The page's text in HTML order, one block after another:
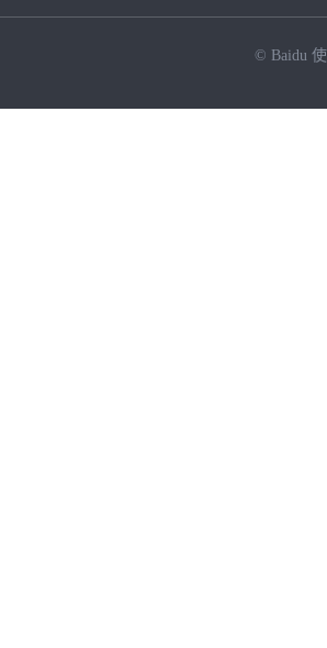
© Baidu